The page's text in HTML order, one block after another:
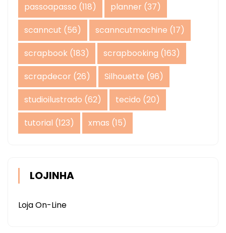
passoapasso (118) planner (37)
scanncut (56) scanncutmachine (17)
scrapbook (183) scrapbooking (163)
scrapdecor (26) Silhouette (96)
studioilustrado (62) tecido (20)
tutorial (123) xmas (15)
LOJINHA
Loja On-Line